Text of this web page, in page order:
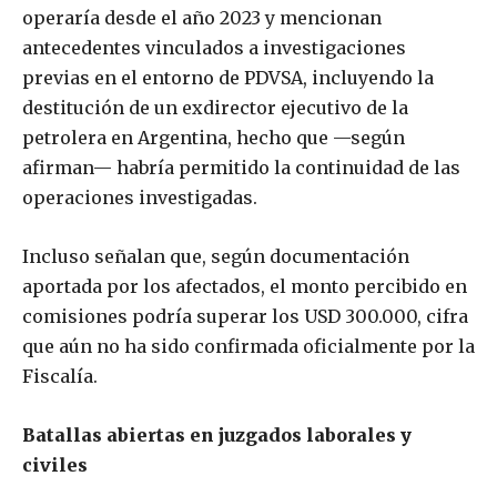
operaría desde el año 2023 y mencionan
antecedentes vinculados a investigaciones
previas en el entorno de PDVSA, incluyendo la
destitución de un exdirector ejecutivo de la
petrolera en Argentina, hecho que —según
afirman— habría permitido la continuidad de las
operaciones investigadas.
Incluso señalan que, según documentación
aportada por los afectados, el monto percibido en
comisiones podría superar los USD 300.000, cifra
que aún no ha sido confirmada oficialmente por la
Fiscalía.
Batallas abiertas en juzgados laborales y
civiles